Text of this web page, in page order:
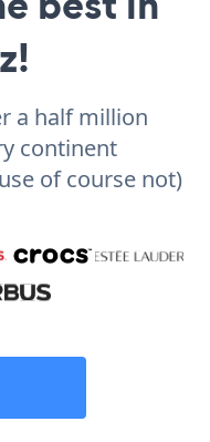
a half million
continent
of course not)